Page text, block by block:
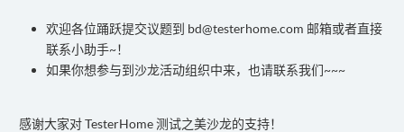
欢迎各位踊跃提交议题到 bd@testerhome.com 邮箱或者直接
联系小助手~！
如果你想参与到沙龙活动组织中来，也请联系我们~~~
感谢大家对 TesterHome 测试之美沙龙的支持！